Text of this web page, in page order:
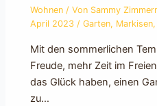
Wohnen / Von Sammy
April 2023/Garten, Markisen
Mit den sommerlichen
Freude, mehr Zeit im
das Glück haben, einen
zu…